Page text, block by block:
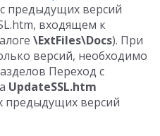
предыдущих версий
входящем к
\ExtFiles\Docs). При
версий, необходимо
Переход с
UpdateSSL.htm
предыдущих версий